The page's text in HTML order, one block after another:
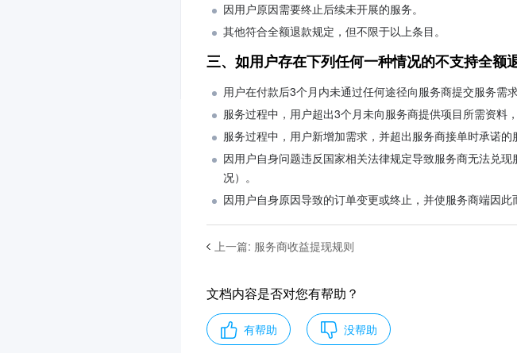
因用户原因需要终止后续未开展的服务。
其他符合全额退款规定，但不限于以上条目。
三、如用户存在下列任何一种情况的不支持全额
用户在付款后3个月内未通过任何途径向服务商提交服务需求
服务过程中，用户超出3个月未向服务商提供项目所需资料
服务过程中，用户新增加需求，并超出服务商接单时承诺的
因用户自身问题违反国家相关法律规定导致服务商无法兑
况）。
因用户自身原因导致的订单变更或终止，并使服务商端因此
上一篇: 服务商收益提现规则
文档内容是否对您有帮助？
有帮助 没帮助